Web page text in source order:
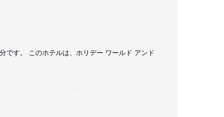
です。 このホテルは、ホリデー ワールド アンド
ー / ティーメーカー、アイロン / アイロン台の他